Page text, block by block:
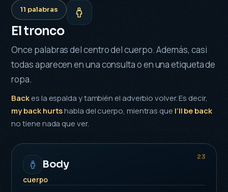
El tronco
Once palabras del centro del cuerpo. Además, casi
todas aparecen en una consulta o en una etiqueta de
ropa.
Backes la espalda y también el adverbio volver. Es decir,
my back hurtshabla del cuerpo, mientras que I’ll be back
no tiene nada que ver.
11 palabras
23
Body
cuerpo